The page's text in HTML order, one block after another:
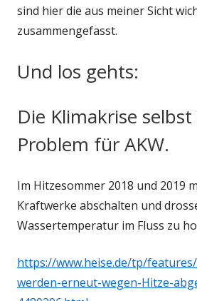
sind hier die aus meiner Sicht
zusammengefasst.
Und los gehts:
Die Klimakrise
Problem für AKW.
Im Hitzesommer 2018 und 2019
Kraftwerke abschalten und
Wassertemperatur im Fluss zu
https://www.heise.de/tp/
werden-erneut-wegen-Hitze-